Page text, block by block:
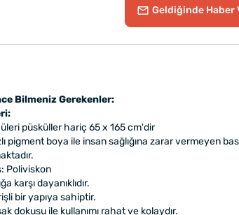
Geldiğinde Haber
Bilmeniz Gerekenler:
püsküller hariç 65 x 165 cm'dir
pigment boya ile insan sağlığına zarar vermeyen
Poliviskon
karşı dayanıklıdır.
bir yapıya sahiptir.
dokusu ile kullanımı rahat ve kolaydır.